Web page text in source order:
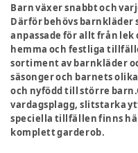
Barn växer snabbt och
Därför behövs barnkläder
anpassade för allt från
hemma och festliga
sortiment av barnkläder
säsonger och barnets
och nyfödd till större
vardagsplagg, slitstarka
speciella tillfällen finns
komplett garderob.